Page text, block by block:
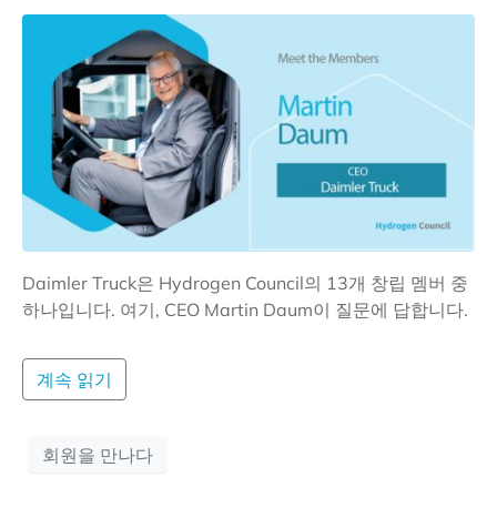
Daimler Truck은 Hydrogen Council의 13개 창립 멤버 중
하나입니다. 여기, CEO Martin Daum이 질문에 답합니다.
계속 읽기
회원을 만나다